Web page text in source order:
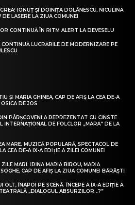
IONUȚ ȘI DOINIȚA DOLĂNESCU, NICULINA
LASERE LA ZIUA COMUNEI
CONTINUĂ ÎN RITM ALERT LA DEVESELU
LUCRĂRILE DE MODERNIZARE PE
ȘI MARIA GHINEA, CAP DE AFIȘ LA CEA DE-A
DE JOS
PÂRȘCOVENI A REPREZENTAT CU CINSTE
INTERNAȚIONAL DE FOLCLOR „MARA” DE LA
MARE. MUZICĂ POPULARĂ, SPECTACOL DE
CEA DE-A IX-A EDIȚIE A ZILEI COMUNEI
ZILE MARI. IRINA MARIA BIROU, MARIA
CAP DE AFIȘ LA ZIUA COMUNEI BĂRĂȘTI
OLT, ÎNAPOI PE SCENĂ. ÎNCEPE A IX-A EDIȚIE A
„DIALOGUL ABSURZILOR…?”